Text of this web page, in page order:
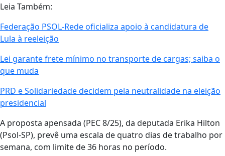
Leia Também:
Federação PSOL-Rede oficializa apoio à candidatura de
Lula à reeleição
Lei garante frete mínimo no transporte de cargas; saiba o
que muda
PRD e Solidariedade decidem pela neutralidade na eleição
presidencial
A proposta apensada (PEC 8/25), da deputada Erika Hilton
(Psol-SP), prevê uma escala de quatro dias de trabalho por
semana, com limite de 36 horas no período.